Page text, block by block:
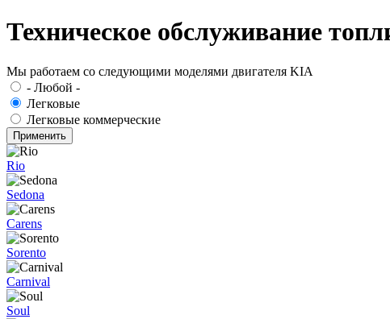
Техническое обслуживание
Мы работаем со следующими моделями двигателя KIA
- Любой -
Легковые
Легковые коммерческие
Rio
Sedona
Carens
Sorento
Carnival
Soul